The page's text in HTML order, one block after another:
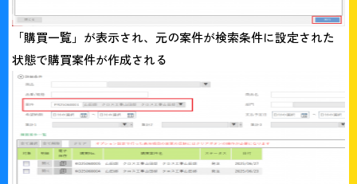
「購買一覧」が表示され、元の案件が検索条件に設定された
状態で購買案件が作成される